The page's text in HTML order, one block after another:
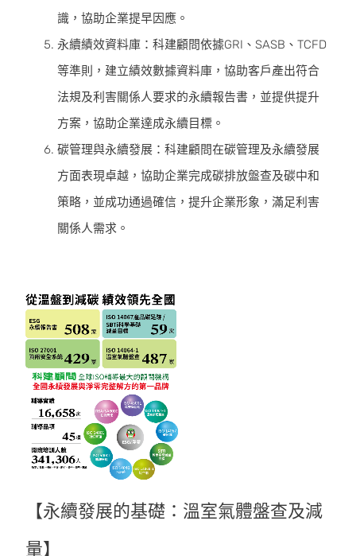
識，協助企業提早因應。
永續績效資料庫：科建顧問依據GRI、SASB、TCFD
等準則，建立績效數據資料庫，協助客戶產出符合
法規及利害關係人要求的永續報告書，並提供提升
方案，協助企業達成永續目標。
碳管理與永續發展：科建顧問在碳管理及永續發展
方面表現卓越，協助企業完成碳排放盤查及碳中和
策略，並成功通過確信，提升企業形象，滿足利害
關係人需求。
【永續發展的基礎：溫室氣體盤查及減
量】